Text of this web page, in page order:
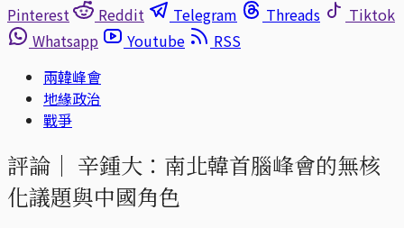
Pinterest
Reddit Telegram Threads
Tiktok
Whatsapp
Youtube
RSS
兩韓峰會
地緣政治
戰爭
評論｜ 辛鍾大：南北韓首腦峰會的無核
化議題與中國角色